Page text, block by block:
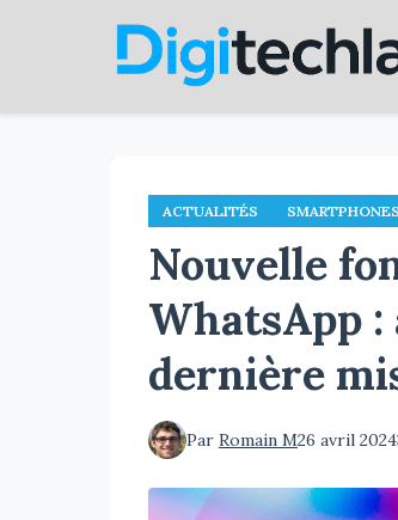
ACTUALITÉS SMARTPHONES
Nouvelle
WhatsApp
dernière
Par Romain M26 avril 2024